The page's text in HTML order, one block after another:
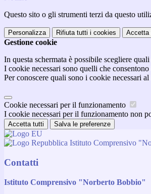
Questo sito o gli strumenti terzi da questo
Personalizza Rifiuta tutti i cookies Accetta
Gestione cookie
In questa schermata è possibile scegliere
I cookie necessari sono quelli che
Per conoscere quali sono i cookie necessari
Cookie necessari per il funzionamento
I cookie necessari per il funzionamento non
Accetta tutti Salva le preferenze
Istituto Comprensivo
Contatti
Istituto Comprensivo "Norberto Bobbio"